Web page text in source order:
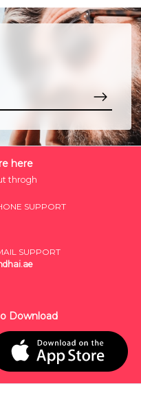
here
throgh
SUPPORT
SUPPORT
Download